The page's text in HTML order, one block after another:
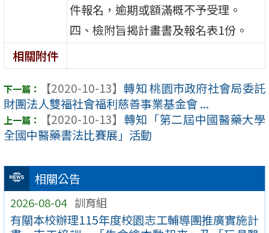
相關公告
2026-08-04 訓育組
有關本校辦理115年度校園志工輔導團推廣實施計
件報名，逾期或額滿概不予受理。
四、檢附旨揭計畫書及報名表1份。
相關附件
【2020-10-13】 轉知 桃園市政府社會局委託
財團法人雙福社會福利慈善事業基金會 ...
【2020-10-13】 轉知「第二屆中國醫藥大學
全國中醫藥書法比賽展」活動